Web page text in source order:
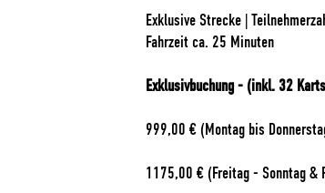
Exklusive Strecke |
Fahrzeit ca. 25 Minuten
Exklusivbuchung - (inkl. 32
999,00 € (Montag bis
1175,00 € (Freitag - Sonntag &